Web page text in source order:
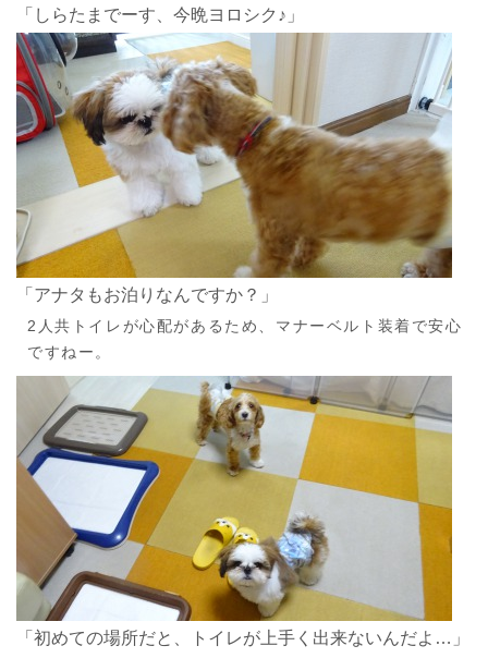
「しらたまでーす、今晩ヨロシク♪」
「アナタもお泊りなんですか？」
2人共トイレが心配があるため、マナーベルト装着で安心
ですねー。
「初めての場所だと、トイレが上手く出来ないんだよ…」